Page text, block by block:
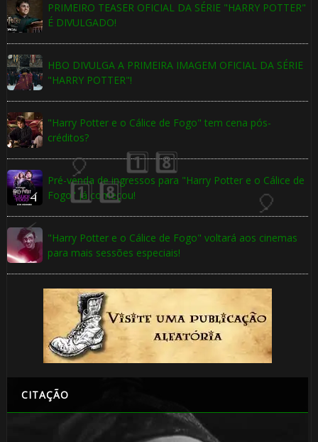
PRIMEIRO TEASER OFICIAL DA SÉRIE "HARRY POTTER"
É DIVULGADO!
HBO DIVULGA A PRIMEIRA IMAGEM OFICIAL DA SÉRIE
"HARRY POTTER"!
"Harry Potter e o Cálice de Fogo" tem cena pós-
créditos?
Pré-venda de ingressos para "Harry Potter e o Cálice de
Fogo" já começou!
"Harry Potter e o Cálice de Fogo" voltará aos cinemas
para mais sessões especiais!
CITAÇÃO
🎈
1️⃣ 8️⃣
🎈